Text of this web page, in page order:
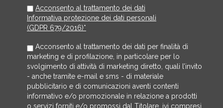
Acconsento al trattamento dei dati
Informativa protezione dei dati personali
(GDPR 679/2016)*
Acconsento al trattamento dei dati per finalità di
marketing e di profilazione, in particolare per lo
svolgimento di attività di marketing diretto, quali l’invito
- anche tramite e-mail e sms - di materiale
pubblicitario e di comunicazioni aventi contenti
informativo e/o promozionale in relazione a prodotti
o servizi forniti e/o promossi dal Titolare, ivi compresi